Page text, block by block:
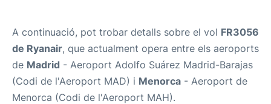
A continuació, pot trobar detalls sobre el vol FR3056
de Ryanair, que actualment opera entre els aeroports
de Madrid - Aeroport Adolfo Suárez Madrid-Barajas
(Codi de l'Aeroport MAD) i Menorca - Aeroport de
Menorca (Codi de l'Aeroport MAH).